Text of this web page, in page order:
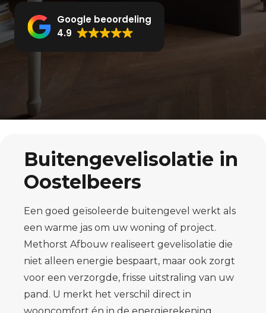
Google beoordeling
4.9
Buitengevelisolatie in
Oostelbeers
Een goed geïsoleerde buitengevel werkt als
een warme jas om uw woning of project.
Methorst Afbouw realiseert gevelisolatie die
niet alleen energie bespaart, maar ook zorgt
voor een verzorgde, frisse uitstraling van uw
pand. U merkt het verschil direct in